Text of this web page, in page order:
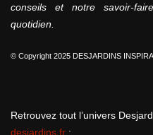
conseils et notre savoir-
quotidien.
© Copyright 2025 DESJARDINS
Retrouvez tout l’univers
desjardins.fr :